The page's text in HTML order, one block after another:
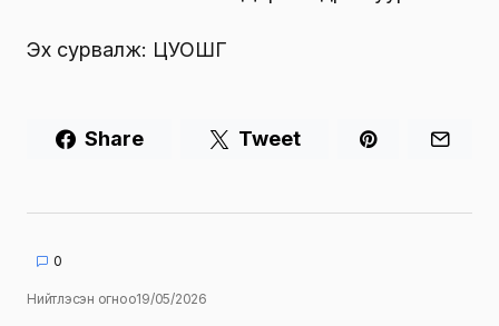
Эх сурвалж: ЦУОШГ
Share Tweet
0
Нийтлэсэн огноо19/05/2026